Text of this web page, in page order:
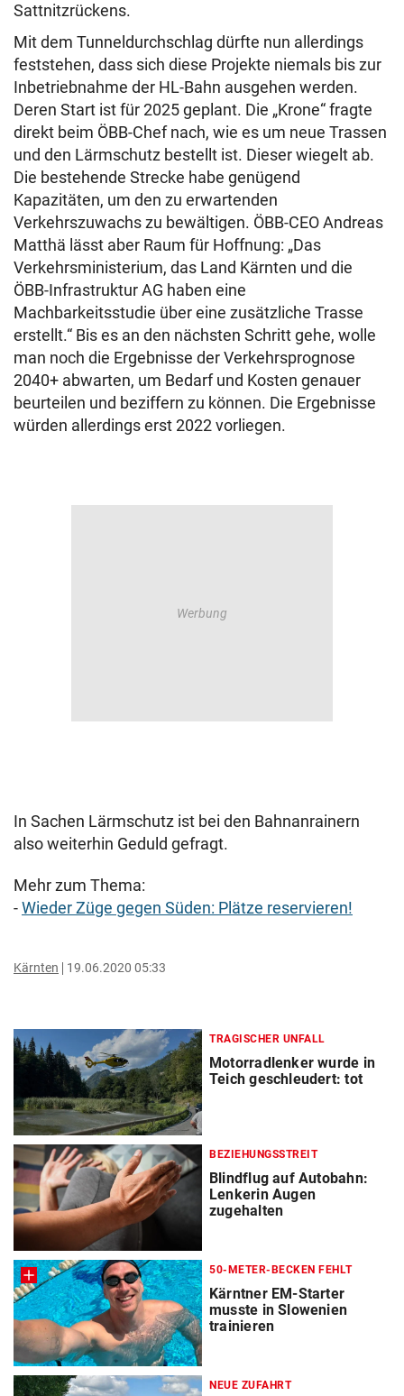
Sattnitzrückens.
Mit dem Tunneldurchschlag dürfte nun allerdings
feststehen, dass sich diese Projekte niemals bis zur
Inbetriebnahme der HL-Bahn ausgehen werden.
Deren Start ist für 2025 geplant. Die „Krone“ fragte
direkt beim ÖBB-Chef nach, wie es um neue Trassen
und den Lärmschutz bestellt ist. Dieser wiegelt ab.
Die bestehende Strecke habe genügend
Kapazitäten, um den zu erwartenden
Verkehrszuwachs zu bewältigen. ÖBB-CEO Andreas
Matthä lässt aber Raum für Hoffnung: „Das
Verkehrsministerium, das Land Kärnten und die
ÖBB-Infrastruktur AG haben eine
Machbarkeitsstudie über eine zusätzliche Trasse
erstellt.“ Bis es an den nächsten Schritt gehe, wolle
man noch die Ergebnisse der Verkehrsprognose
2040+ abwarten, um Bedarf und Kosten genauer
beurteilen und beziffern zu können. Die Ergebnisse
würden allerdings erst 2022 vorliegen.
In Sachen Lärmschutz ist bei den Bahnanrainern
also weiterhin Geduld gefragt.
Mehr zum Thema:
-Wieder Züge gegen Süden: Plätze reservieren!
Kärnten 19.06.2020 05:33
TRAGISCHER UNFALL
Motorradlenker wurde in
Teich geschleudert: tot
BEZIEHUNGSSTREIT
Blindflug auf Autobahn:
Lenkerin Augen
zugehalten
50-METER-BECKEN FEHLT
Kärntner EM-Starter
musste in Slowenien
trainieren
NEUE ZUFAHRT